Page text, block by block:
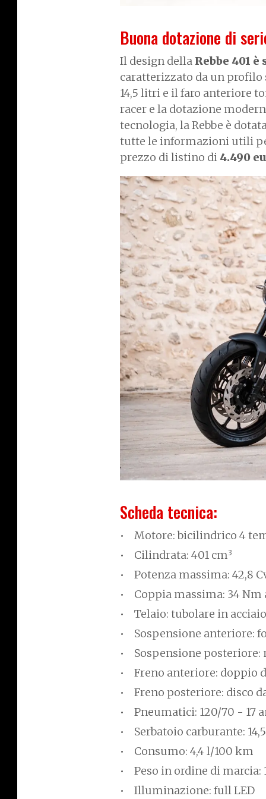
Buona dotazione di
Il design della Rebbe 401
caratterizzato da un
14,5 litri e il faro anteriore
racer e la dotazione
tecnologia, la Rebbe è
tutte le informazioni utili
prezzo di listino di 4.490
I
m
a
e
Scheda tecnica:
Motore: bicilindrico 4
Cilindrata: 401 cm3
Potenza massima: 42,8
Coppia massima: 34
Telaio: tubolare in acciaio
Sospensione anteriore:
Sospensione
Freno anteriore: doppio
Freno posteriore: disco
Pneumatici: 120/70 - 17
Serbatoio carburante:
Consumo: 4,4 l/100 km
Peso in ordine di marcia:
Illuminazione: full LED